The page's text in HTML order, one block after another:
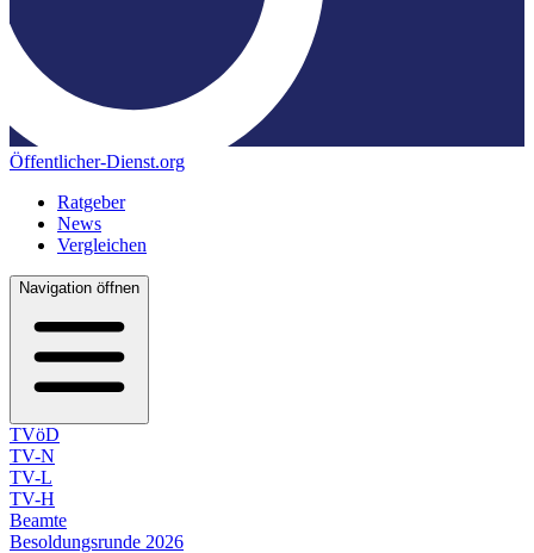
Öffentlicher-Dienst.org
Ratgeber
News
Vergleichen
Navigation öffnen
TVöD
TV-N
TV-L
TV-H
Beamte
Besoldungsrunde 2026